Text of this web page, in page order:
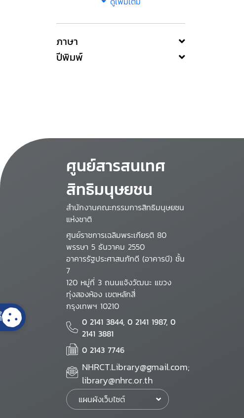
ภาษา
ปีพิมพ์
ศูนย์สารสนเทศ
สิทธิมนุษยชน
สำนักงานคณะกรรมการสิทธิมนุษยชน
แห่งชาติ
ศูนย์ราชการเฉลิมพระเกียรติ 80
พรรษา 5 ธันวาคม 2550
อาคารรัฐประศาสนภักดี (อาคารบี) ชั้น
7
120 หมู่ที่ 3 ถนนแจ้งวัฒนะ แขวง
ทุ่งสองห้อง เขตหลักสี่
กรุงเทพฯ 10210
0 2141 3844, 0 2141 1987, 0
2141 3881
0 2143 7746
NHRCT.Library@gmail.com;
library@nhrc.or.th
แผนผังเว็บไซต์